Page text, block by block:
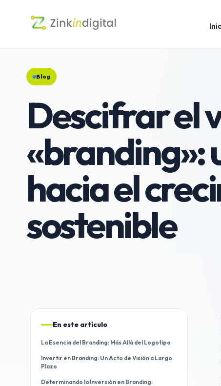
Blog
Descifrar el
«branding»:
hacia el
sostenible
En este artículo
La Esencia del Branding: Más Allá del Logotipo
Invertir en Branding: Un Acto de Visión a Largo
Plazo
Determinando la Inversión en Branding: